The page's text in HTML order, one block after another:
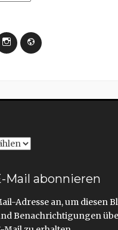
InstagramWebseite
Mail abonnieren
Adresse an, um diesen
Benachrichtigungen